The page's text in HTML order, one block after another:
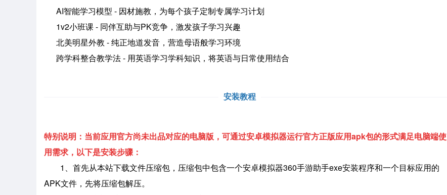
AI智能学习模型 - 因材施教，为每个孩子定制专属学习计划
1v2小班课 - 同伴互助与PK竞争，激发孩子学习兴趣
北美明星外教 - 纯正地道发音，营造母语般学习环境
跨学科整合教学法 - 用英语学习学科知识，将英语与日常使用结合
安装教程
特别说明：当前应用官方尚未出品对应的电脑版，可通过安卓模拟器运行官方正版应用apk包的形式满足电脑端使
用需求，以下是安装步骤：
1、首先从本站下载文件压缩包，压缩包中包含一个安卓模拟器360手游助手exe安装程序和一个目标应用的
APK文件，先将压缩包解压。